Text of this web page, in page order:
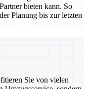
bieten kann. So
Planung bis zur letzten
Sie von vielen